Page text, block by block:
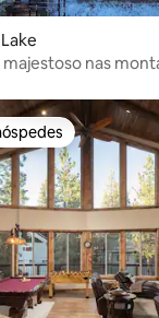
nas
preferidos dos